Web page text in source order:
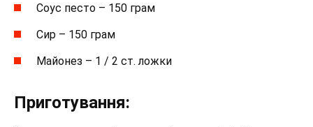
Соус песто – 150 грам
Сир – 150 грам
Майонез – 1 / 2 ст. ложки
Приготування: